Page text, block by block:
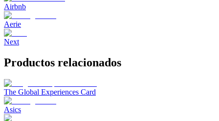
Airbnb
Aerie
Next
Productos relacionados
The Global Experiences Card
Asics